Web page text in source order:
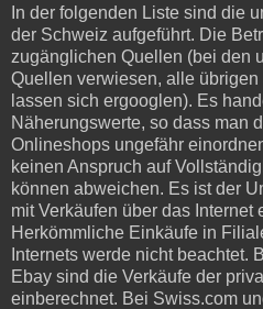
In der folgenden Liste sind die
der Schweiz aufgeführt. Die
zugänglichen Quellen (bei den
Quellen verwiesen, alle
lassen sich ergooglen). Es
Näherungswerte, so dass man
Onlineshops ungefähr
keinen Anspruch auf
können abweichen. Es ist der
mit Verkäufen über das Internet
Herkömmliche Einkäufe in
Internets werde nicht beachtet.
Ebay sind die Verkäufe der
einberechnet. Bei Swiss.com